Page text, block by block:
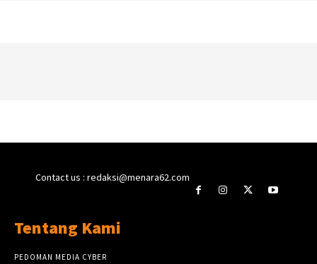
Contact us : redaksi@menara62.com
Tentang Kami
PEDOMAN MEDIA CYBER